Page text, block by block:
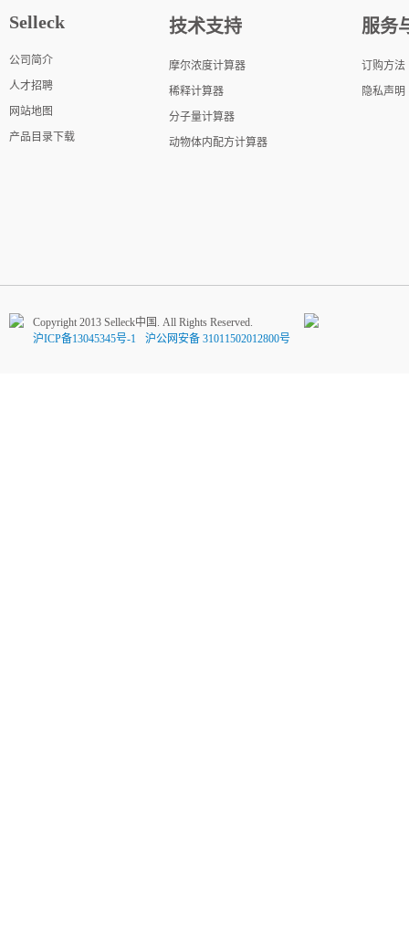
Selleck
公司简介
人才招聘
网站地图
产品目录下载
技术支持
摩尔浓度计算器
稀释计算器
分子量计算器
动物体内配方计算器
服务
订购方法
隐私声明
Copyright 2013 Selleck中国. All Rights Reserved.
沪ICP备13045345号-1
沪公网安备 31011502012800号